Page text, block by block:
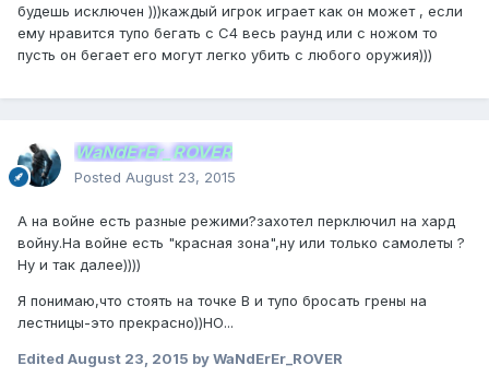
будешь исключен )))каждый игрок играет как он может , если
ему нравится тупо бегать с С4 весь раунд или с ножом то
пусть он бегает его могут легко убить с любого оружия)))
WaNdErEr_ROVER
Posted August 23, 2015
А на войне есть разные режими?захотел перключил на хард
войну.На войне есть "красная зона",ну или только самолеты ?
Ну и так далее))))
Я понимаю,что стоять на точке В и тупо бросать грены на
лестницы-это прекрасно))НО...
Edited August 23, 2015 by WaNdErEr_ROVER